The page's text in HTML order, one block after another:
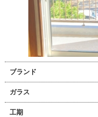
ブランド
ガラス
工期